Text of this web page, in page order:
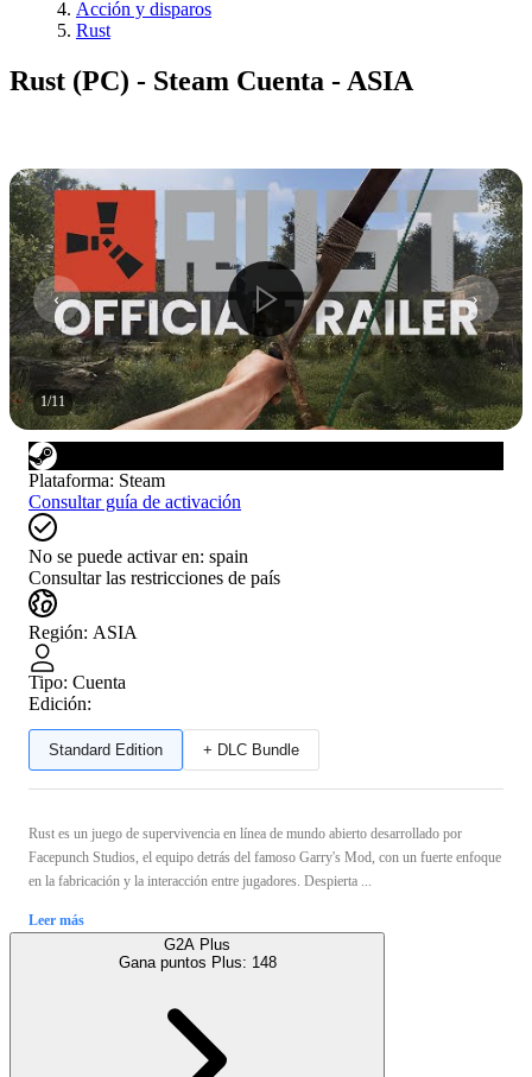
Acción y disparos
Rust
Rust (PC) - Steam Cuenta - ASIA
1/11
Plataforma: Steam
Consultar guía de activación
No se puede activar en: spain
Consultar las restricciones de país
Región: ASIA
Tipo: Cuenta
Edición:
Standard Edition + DLC Bundle
Rust es un juego de supervivencia en línea de mundo abierto desarrollado por
Facepunch Studios, el equipo detrás del famoso Garry's Mod, con un fuerte enfoque
en la fabricación y la interacción entre jugadores. Despierta ...
Leer más
G2A Plus
Gana puntos Plus: 148